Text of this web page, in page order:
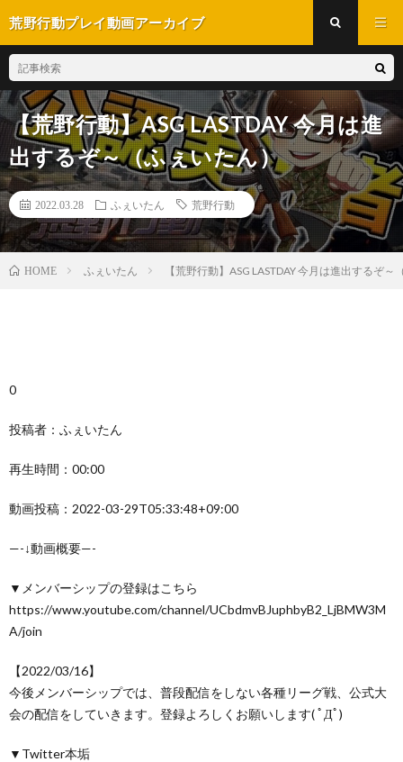
荒野行動プレイ動画アーカイブ
【荒野行動】ASG LASTDAY 今月は進
出するぞ～（ふぇいたん）
2022.03.28 ふぇいたん 荒野行動
HOME ふぇいたん 【荒野行動】ASG LASTDAY 今月は進出するぞ～
0
投稿者：ふぇいたん
再生時間：00:00
動画投稿：2022-03-29T05:33:48+09:00
—-↓動画概要—-
▼メンバーシップの登録はこちら
https://www.youtube.com/channel/UCbdmvBJuphbyB2_LjBMW3M
A/join
【2022/03/16】
今後メンバーシップでは、普段配信をしない各種リーグ戦、公式大
会の配信をしていきます。登録よろしくお願いします( ﾟДﾟ)
▼Twitter本垢